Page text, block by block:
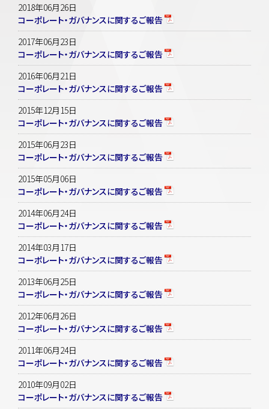
2018年06月26日
コーポレート・ガバナンスに関するご報告
2017年06月23日
コーポレート・ガバナンスに関するご報告
2016年06月21日
コーポレート・ガバナンスに関するご報告
2015年12月15日
コーポレート・ガバナンスに関するご報告
2015年06月23日
コーポレート・ガバナンスに関するご報告
2015年05月06日
コーポレート・ガバナンスに関するご報告
2014年06月24日
コーポレート・ガバナンスに関するご報告
2014年03月17日
コーポレート・ガバナンスに関するご報告
2013年06月25日
コーポレート・ガバナンスに関するご報告
2012年06月26日
コーポレート・ガバナンスに関するご報告
2011年06月24日
コーポレート・ガバナンスに関するご報告
2010年09月02日
コーポレート・ガバナンスに関するご報告